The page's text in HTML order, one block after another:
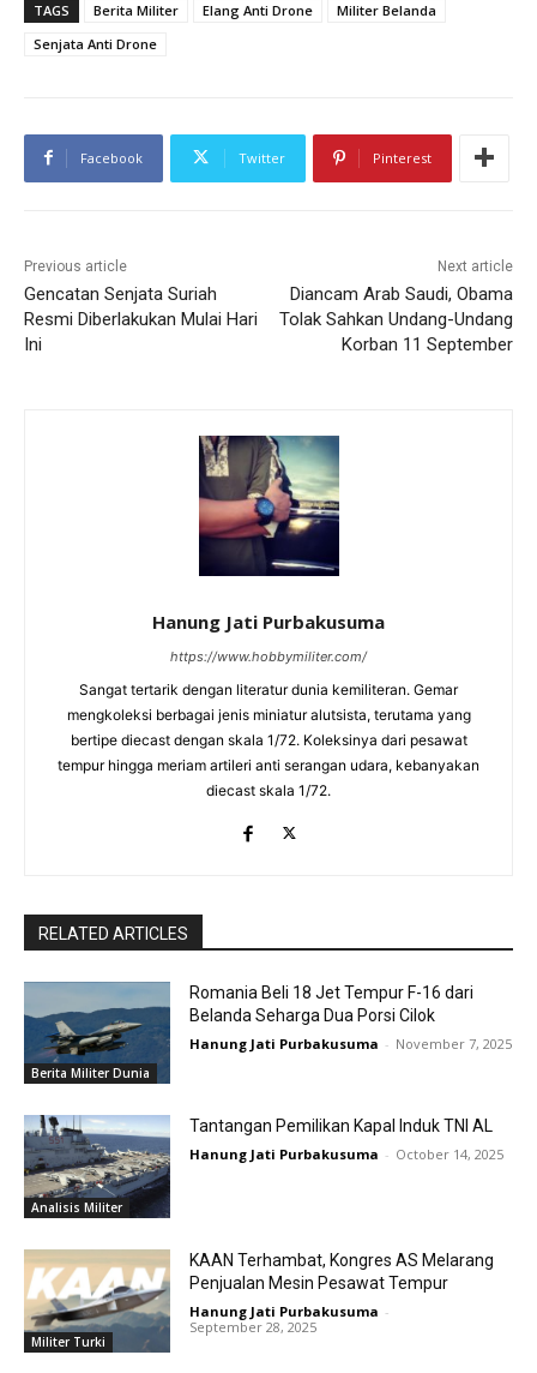
TAGS Berita Militer Elang Anti Drone
Militer Belanda
Senjata Anti Drone
Facebook Twitter Pinterest
Previous article
Gencatan Senjata Suriah
Resmi Diberlakukan Mulai Hari
Ini
Next article
Diancam Arab Saudi, Obama
Tolak Sahkan Undang-Undang
Korban 11 September
Hanung Jati Purbakusuma
https://www.hobbymiliter.com/
Sangat tertarik dengan literatur dunia kemiliteran. Gemar
mengkoleksi berbagai jenis miniatur alutsista, terutama yang
bertipe diecast dengan skala 1/72. Koleksinya dari pesawat
tempur hingga meriam artileri anti serangan udara, kebanyakan
diecast skala 1/72.
RELATED ARTICLES
Berita Militer Dunia
Romania Beli 18 Jet Tempur F-16 dari
Belanda Seharga Dua Porsi Cilok
Hanung Jati Purbakusuma - November 7, 2025
Analisis Militer
Tantangan Pemilikan Kapal Induk TNI AL
Hanung Jati Purbakusuma - October 14, 2025
Militer Turki
KAAN Terhambat, Kongres AS Melarang
Penjualan Mesin Pesawat Tempur
Hanung Jati Purbakusuma -
September 28, 2025